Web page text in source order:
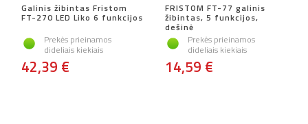
Galinis žibintas Fristom
FT-270 LED Liko 6 funkcijos
Prekės prieinamos
dideliais kiekiais
42,39 €
FRISTOM FT-77 galinis
žibintas, 5 funkcijos,
dešinė
Prekės prieinamos
dideliais kiekiais
14,59 €